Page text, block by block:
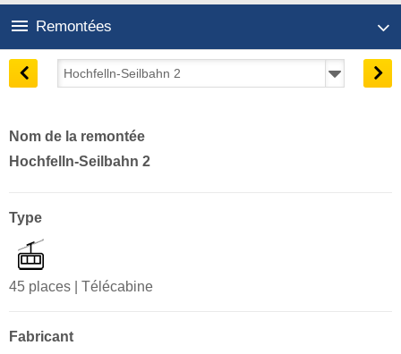
Remontées
Nom de la remontée
Hochfelln-Seilbahn 2
Type
45 places | Télécabine
Fabricant